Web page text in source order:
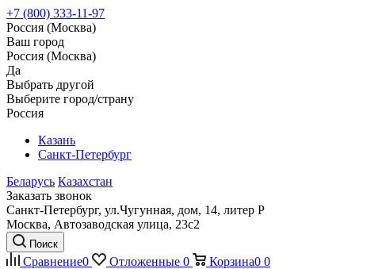
+7 (800) 333-11-97
Россия (Москва)
Ваш город
Россия (Москва)
Да
Выбрать другой
Выберите город/страну
Россия
Казань
Санкт-Петербург
Беларусь Казахстан
Заказать звонок
Санкт-Петербург, ул.Чугунная, дом, 14, литер Р
Москва, Автозаводская улица, 23с2
Поиск
Сравнение0 Отложенные 0 Корзина0 0